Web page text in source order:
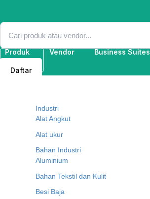
konten
Produk Vendor Business Suites
Masuk
Daftar
Industri
Alat Angkut
Alat ukur
Bahan Industri
Aluminium
Bahan Tekstil dan Kulit
Besi Baja